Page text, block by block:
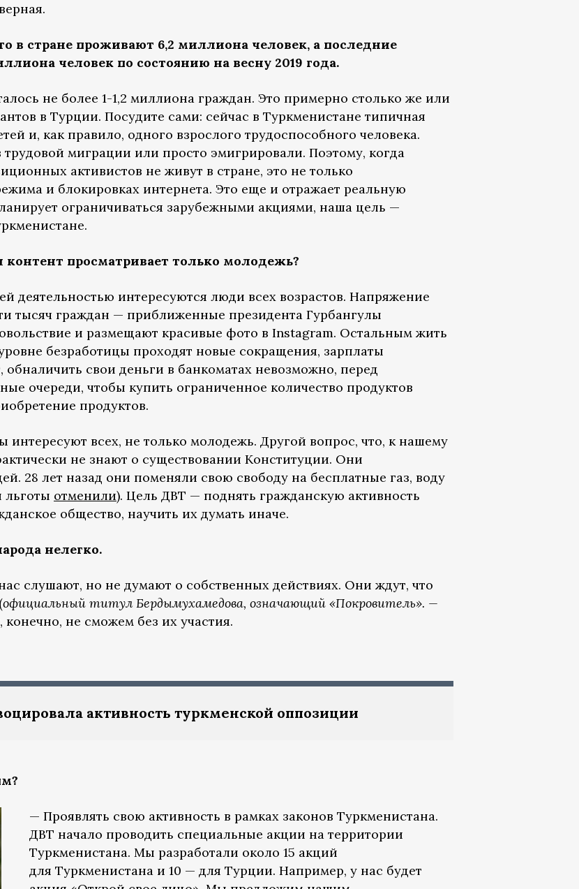
в стране проживают 6,2 миллиона человек, а последние
человек по состоянию на весну 2019 года.
не более 1-1,2 миллиона граждан. Это примерно столько же или
в Турции. Посудите сами: сейчас в Туркменистане типичная
и, как правило, одного взрослого трудоспособного человека.
миграции или просто эмигрировали. Поэтому, когда
активистов не живут в стране, это не только
и блокировках интернета. Это еще и отражает реальную
ограничиваться зарубежными акциями, наша цель —
просматривает только молодежь?
деятельностью интересуются люди всех возрастов. Напряжение
тысяч граждан — приближенные президента Гурбангулы
и размещают красивые фото в Instagram. Остальным жить
безработицы проходят новые сокращения, зарплаты
обналичить свои деньги в банкоматах невозможно, перед
очереди, чтобы купить ограниченное количество продуктов
продуктов.
всех, не только молодежь. Другой вопрос, что, к нашему
не знают о существовании Конституции. Они
28 лет назад они поменяли свою свободу на бесплатные газ, воду
льготы отменили). Цель ДВТ — поднять гражданскую активность
общество, научить их думать иначе.
нелегко.
слушают, но не думают о собственных действиях. Они ждут, что
официальный титул Бердымухамедова, означающий «Покровитель». —
конечно, не сможем без их участия.
активность туркменской оппозиции
— Проявлять свою активность в рамках законов Туркменистана.
ДВТ начало проводить специальные акции на территории
Туркменистана. Мы разработали около 15 акций
для Туркменистана и 10 — для Турции. Например, у нас будет